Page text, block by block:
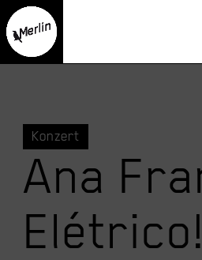
Konzert
Ana
Elétrico!